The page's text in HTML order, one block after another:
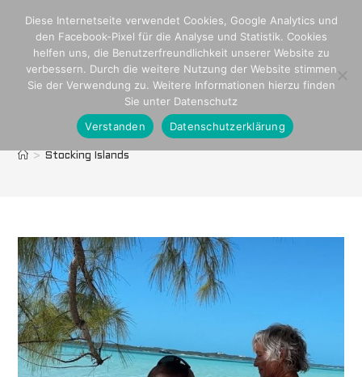
springen
Stocking Islands
> Stocking Islands
Diese Internetseite verwendet Cookies, Google Analytics und
den Facebook-Pixel für die Analyse und Statistik. Cookies
helfen uns, die Benutzerfreundlichkeit unserer Website zu
verbessern. Durch die weitere Nutzung der Website stimmen
Sie der Verwendung zu. Weitere Informationen hierzu finden
Sie unter Datenschutz
Verstanden
Datenschutzerklärung